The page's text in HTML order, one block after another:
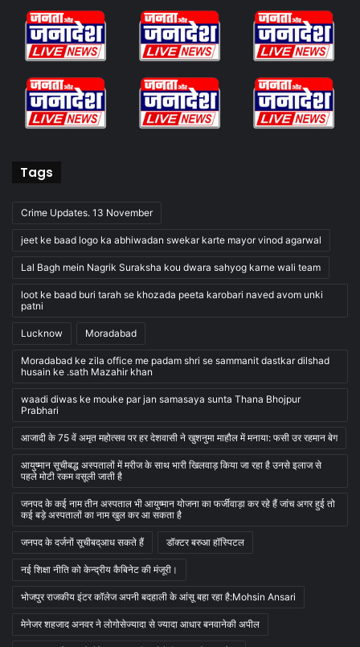
Tags
Crime Updates. 13 November
jeet ke baad logo ka abhiwadan swekar karte mayor vinod agarwal
Lal Bagh mein Nagrik Suraksha kou dwara sahyog karne wali team
loot ke baad buri tarah se khozada peeta karobari naved avom unki
patni
Lucknow Moradabad
Moradabad ke zila office me padam shri se sammanit dastkar dilshad
husain ke .sath Mazahir khan
waadi diwas ke mouke par jan samasaya sunta Thana Bhojpur
Prabhari
आजादी के 75 वें अमृत महोत्सव पर हर देशवासी ने खुशनुमा माहौल में मनाया: फसी उर रहमान बेग
आयुष्मान सूचीबद्ध अस्पतालों में मरीज के साथ भारी खिलवाड़ किया जा रहा है उनसे इलाज से
पहले मोटी रकम वसूली जाती है
जनपद के कई नाम तीन अस्पताल भी आयुष्मान योजना का फर्जीवाड़ा कर रहे हैं जांच अगर हुई तो
कई बड़े अस्पतालों का नाम खुल कर आ सकता है
जनपद के दर्जनों सूचीबद्आध सकते हैं डॉक्टर बरुआ हॉस्पिटल
नई शिक्षा नीति को केन्द्रीय कैबिनेट की मंजूरी।
भोजपुर राजकीय इंटर कॉलेज अपनी बदहाली के आंसू बहा रहा है:Mohsin Ansari
मेनेजर शहजाद अनवर ने लोगोसेज्यादा से ज्यादा आधार बनवानेकी अपील